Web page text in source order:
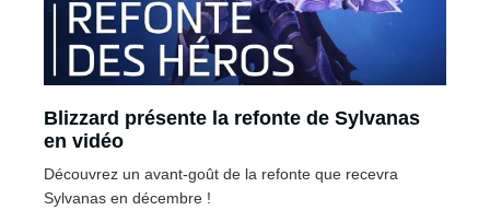
Blizzard présente la refonte de Sylvanas
en vidéo
Découvrez un avant-goût de la refonte que recevra
Sylvanas en décembre !